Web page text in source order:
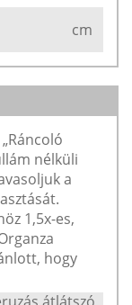
cm
nélküli
a
1,5x-es,
hogy